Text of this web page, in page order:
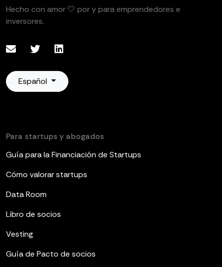
Hecho con amor 🤍 por y para emprendedores e
inversores.
Español
Para startups y abogados
Guía para la Financiación de Startups
Cómo valorar startups
Data Room
Libro de socios
Vesting
Guía de Pacto de socios